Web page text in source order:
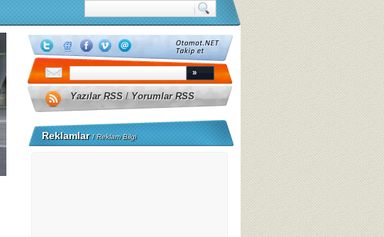
Yazılar RSS/Yorumlar RSS
Reklamlar/Reklam Bilgi